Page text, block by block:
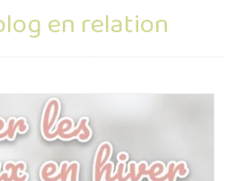
en relation